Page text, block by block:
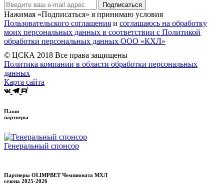
Подписаться
Нажимая «Подписаться» я принимаю условия
Пользовательского соглашения и соглашаюсь на обработку
моих персональных данных в соответствии с Политикой
обработки персональных данных ООО «КХЛ»
© ЦСКА 2018 Все права защищены
Политика компании в области обработки персональных
данных
Карта сайта
Наши
партнеры
Генеральный спонсор
Партнеры OLIMPBET Чемпионата МХЛ
сезона 2025-2026